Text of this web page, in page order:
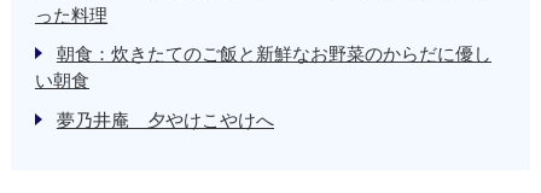
った料理
朝食：炊きたてのご飯と新鮮なお野菜のからだに優し
い朝食
夢乃井庵 夕やけこやけへ